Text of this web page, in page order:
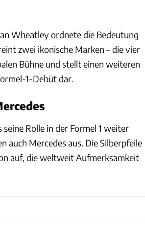
Wheatley ordnete die Bedeutung
zwei ikonische Marken – die vier
Bühne und stellt einen weiteren
1-Debüt dar.
Rolle in der Formel 1 weiter
auch Mercedes aus. Die Silberpfeile
auf, die weltweit Aufmerksamkeit